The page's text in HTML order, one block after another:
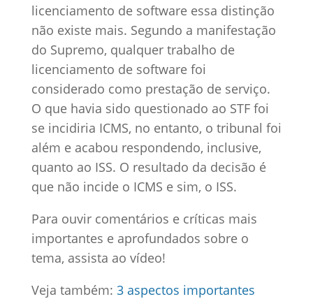
licenciamento de software essa distinção
não existe mais. Segundo a manifestação
do Supremo, qualquer trabalho de
licenciamento de software foi
considerado como prestação de serviço.
O que havia sido questionado ao STF foi
se incidiria ICMS, no entanto, o tribunal foi
além e acabou respondendo, inclusive,
quanto ao ISS. O resultado da decisão é
que não incide o ICMS e sim, o ISS.
Para ouvir comentários e críticas mais
importantes e aprofundados sobre o
tema, assista ao vídeo!
Veja também: 3 aspectos importantes